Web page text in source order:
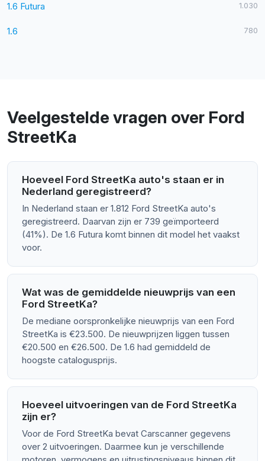
1.6 Futura 1.030
1.6 780
Veelgestelde vragen over Ford
StreetKa
Hoeveel Ford StreetKa auto's staan er in
Nederland geregistreerd?
In Nederland staan er 1.812 Ford StreetKa auto's
geregistreerd. Daarvan zijn er 739 geïmporteerd
(41%). De 1.6 Futura komt binnen dit model het vaakst
voor.
Wat was de gemiddelde nieuwprijs van een
Ford StreetKa?
De mediane oorspronkelijke nieuwprijs van een Ford
StreetKa is €23.500. De nieuwprijzen liggen tussen
€20.500 en €26.500. De 1.6 had gemiddeld de
hoogste catalogusprijs.
Hoeveel uitvoeringen van de Ford StreetKa
zijn er?
Voor de Ford StreetKa bevat Carscanner gegevens
over 2 uitvoeringen. Daarmee kun je verschillende